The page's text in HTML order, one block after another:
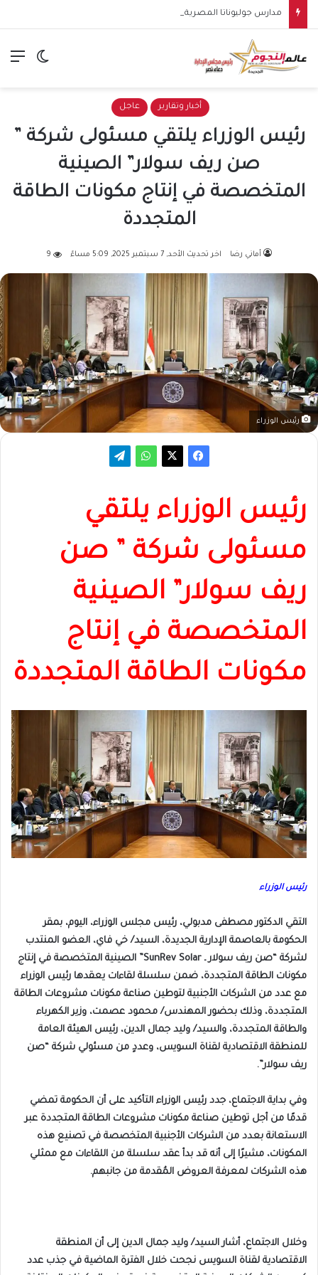
الوضع
أخبار وتقارير عاجل
رئيس الوزراء يلتقي مسئولى شركة ”
صن ريف سولار” الصينية
المتخصصة في إنتاج مكونات الطاقة
المتجددة
أماني رضا اخر تحديث الأحد, 7 سبتمبر 2025, 5:09 مساءً 9
رئيس الوزراء
رئيس الوزراء يلتقي
مسئولى شركة ” صن
ريف سولار” الصينية
المتخصصة في إنتاج
مكونات الطاقة المتجددة
رئيس الوزراء
التقي الدكتور مصطفى مدبولي، رئيس مجلس الوزراء، اليوم، بمقر
الحكومة بالعاصمة الإدارية الجديدة، السيد/ خي فاي، العضو المنتدب
لشركة “صن ريف سولار ـ SunRev Solar” الصينية المتخصصة في إنتاج
مكونات الطاقة المتجددة، ضمن سلسلة لقاءات يعقدها رئيس الوزراء
مع عدد من الشركات الأجنبية لتوطين صناعة مكونات مشروعات الطاقة
المتجددة، وذلك بحضور المهندس/ محمود عصمت، وزير الكهرباء
والطاقة المتجددة، والسيد/ وليد جمال الدين، رئيس الهيئة العامة
للمنطقة الاقتصادية لقناة السويس، وعددٍ من مسئولي شركة “صن
ريف سولار”.
وفي بداية الاجتماع، جدد رئيس الوزراء التأكيد على أن الحكومة تمضي
قدمًا من أجل توطين صناعة مكونات مشروعات الطاقة المتجددة عبر
الاستعانة بعدد من الشركات الأجنبية المتخصصة في تصنيع هذه
المكونات، مشيرًا إلى أنه قد بدأ عقد سلسلة من اللقاءات مع ممثلي
هذه الشركات لمعرفة العروض المُقدمة من جانبهم.
وخلال الاجتماع، أشار السيد/ وليد جمال الدين إلى أن المنطقة
الاقتصادية لقناة السويس نجحت خلال الفترة الماضية في جذب عدد